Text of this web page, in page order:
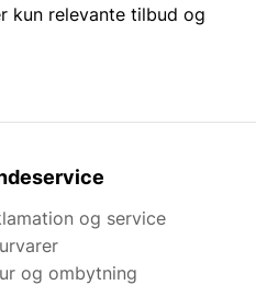
kun relevante tilbud og
og service
og ombytning